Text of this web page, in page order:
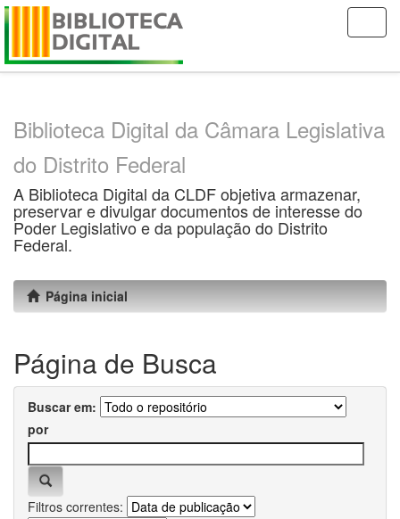
Skip
Biblioteca Digital da Câmara Legislativa
do Distrito Federal
A Biblioteca Digital da CLDF objetiva armazenar,
preservar e divulgar documentos de interesse do
Poder Legislativo e da população do Distrito
Federal.
Página inicial
Página de Busca
Buscar em:
por
Filtros correntes: